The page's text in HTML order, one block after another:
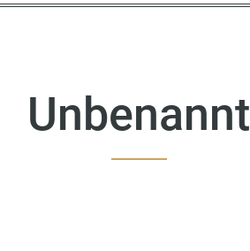
Unbenannt